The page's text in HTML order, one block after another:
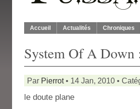
Accueil Actualités Chroniques
System Of A Down
Par Pierrot• 14 Jan, 2010 •
le doute plane